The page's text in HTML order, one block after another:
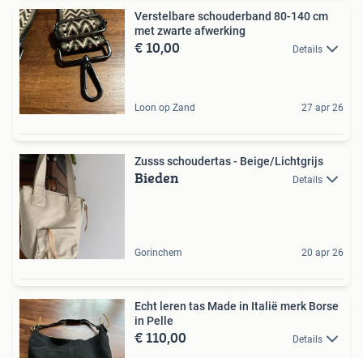
Verstelbare schouderband 80-140 cm
met zwarte afwerking
€ 10,00 Details
Loon op Zand 27 apr 26
Zusss schoudertas - Beige/Lichtgrijs
Bieden Details
Gorinchem 20 apr 26
Echt leren tas Made in Italië merk Borse
in Pelle
€ 110,00 Details